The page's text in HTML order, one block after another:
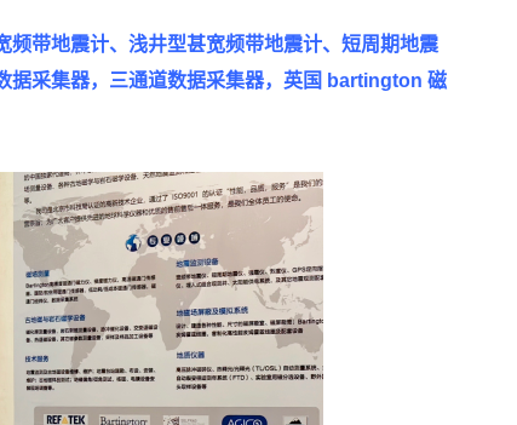
频带地震计、浅井型甚宽频带地震计、短周期地震
据采集器，三通道数据采集器，英国 bartington 磁